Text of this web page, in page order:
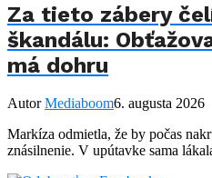
Za tieto zábery
škandálu:
má dohru
AutorMediaboom6. augusta 2026
Markíza odmietla, že by počas
znásilnenie. V upútavke sama